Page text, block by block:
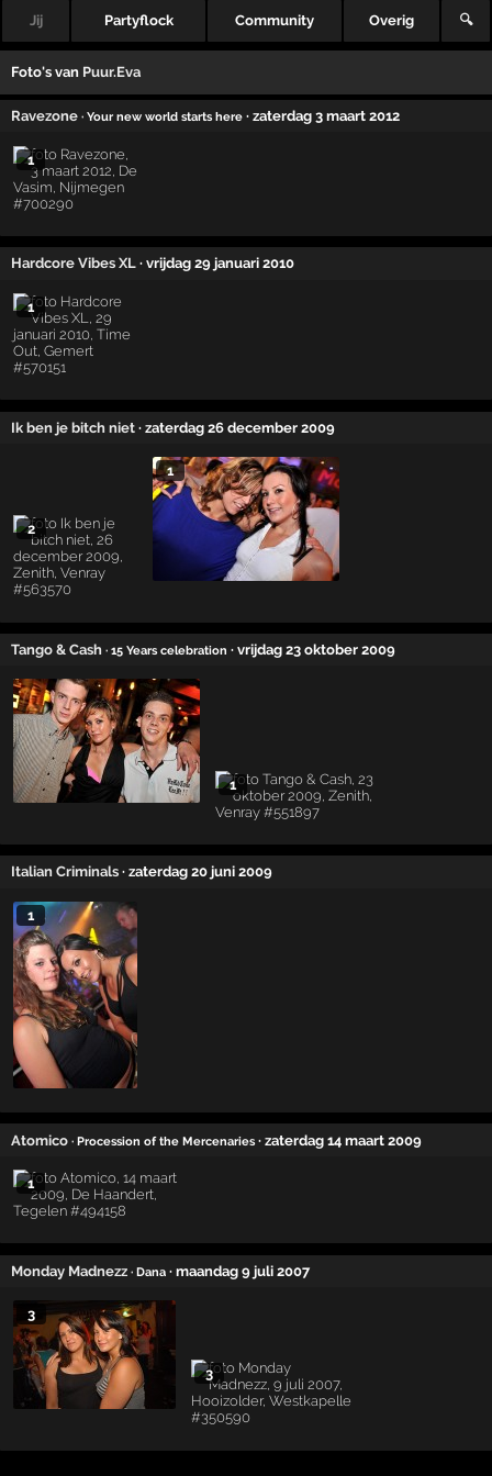
Jij Partyflock Community Overig 🔍
Foto's van Puur.Eva
Ravezone · Your new world starts here · zaterdag 3 maart 2012
1
Hardcore Vibes XL · vrijdag 29 januari 2010
1
Ik ben je bitch niet · zaterdag 26 december 2009
2
1
Tango & Cash · 15 Years celebration · vrijdag 23 oktober 2009
1
Italian Criminals · zaterdag 20 juni 2009
1
Atomico · Procession of the Mercenaries · zaterdag 14 maart 2009
1
Monday Madnezz · Dana · maandag 9 juli 2007
3
3